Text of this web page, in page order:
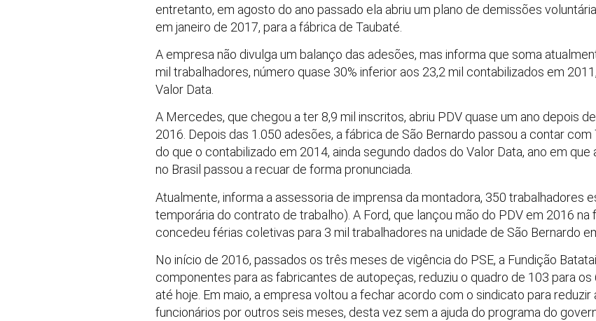
entretanto, em agosto do ano passado ela abriu um plano de demissões
em janeiro de 2017, para a fábrica de Taubaté.
A empresa não divulga um balanço das adesões, mas informa que soma
mil trabalhadores, número quase 30% inferior aos 23,2 mil contabilizados em
Valor Data.
A Mercedes, que chegou a ter 8,9 mil inscritos, abriu PDV quase um ano depois
2016. Depois das 1.050 adesões, a fábrica de São Bernardo passou a contar
do que o contabilizado em 2014, ainda segundo dados do Valor Data, ano em
no Brasil passou a recuar de forma pronunciada.
Atualmente, informa a assessoria de imprensa da montadora, 350 trabalhadores
temporária do contrato de trabalho). A Ford, que lançou mão do PDV em 2016 na
concedeu férias coletivas para 3 mil trabalhadores na unidade de São Bernardo
No início de 2016, passados os três meses de vigência do PSE, a Fundição
componentes para as fabricantes de autopeças, reduziu o quadro de 103 para
até hoje. Em maio, a empresa voltou a fechar acordo com o sindicato para reduzir
funcionários por outros seis meses, desta vez sem a ajuda do programa do